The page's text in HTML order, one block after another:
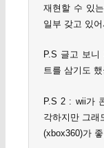
재현할 수 있
일부 갖고 있
P.S 글고 보
트를 삼기도
P.S 2 : wii가
각하지만 그래
(xbox360)가